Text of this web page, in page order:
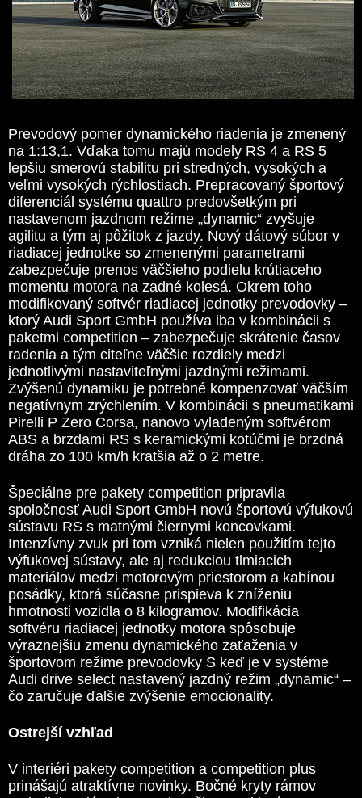
Prevodový pomer dynamického riadenia je zmenený
na 1:13,1. Vďaka tomu majú modely RS 4 a RS 5
lepšiu smerovú stabilitu pri stredných, vysokých a
veľmi vysokých rýchlostiach. Prepracovaný športový
diferenciál systému quattro predovšetkým pri
nastavenom jazdnom režime „dynamic“ zvyšuje
agilitu a tým aj pôžitok z jazdy. Nový dátový súbor v
riadiacej jednotke so zmenenými parametrami
zabezpečuje prenos väčšieho podielu krútiaceho
momentu motora na zadné kolesá. Okrem toho
modifikovaný softvér riadiacej jednotky prevodovky –
ktorý Audi Sport GmbH používa iba v kombinácii s
paketmi competition – zabezpečuje skrátenie časov
radenia a tým citeľne väčšie rozdiely medzi
jednotlivými nastaviteľnými jazdnými režimami.
Zvýšenú dynamiku je potrebné kompenzovať väčším
negatívnym zrýchlením. V kombinácii s pneumatikami
Pirelli P Zero Corsa, nanovo vyladeným softvérom
ABS a brzdami RS s keramickými kotúčmi je brzdná
dráha zo 100 km/h kratšia až o 2 metre.
Špeciálne pre pakety competition pripravila
spoločnosť Audi Sport GmbH novú športovú výfukovú
sústavu RS s matnými čiernymi koncovkami.
Intenzívny zvuk pri tom vzniká nielen použitím tejto
výfukovej sústavy, ale aj redukciou tlmiacich
materiálov medzi motorovým priestorom a kabínou
posádky, ktorá súčasne prispieva k zníženiu
hmotnosti vozidla o 8 kilogramov. Modifikácia
softvéru riadiacej jednotky motora spôsobuje
výraznejšiu zmenu dynamického zaťaženia v
športovom režime prevodovky S keď je v systéme
Audi drive select nastavený jazdný režim „dynamic“ –
čo zaručuje ďalšie zvýšenie emocionality.
Ostrejší vzhľad
V interiéri pakety competition a competition plus
prinášajú atraktívne novinky. Bočné kryty rámov